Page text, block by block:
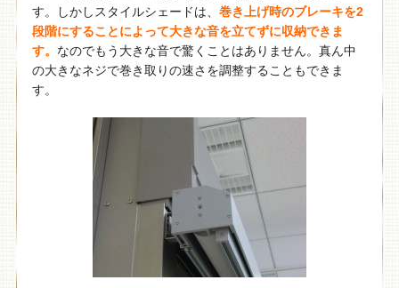
す。しかしスタイルシェードは、巻き上げ時のブレーキを2
段階にすることによって大きな音を立てずに収納できま
す。 なのでもう大きな音で驚くことはありません。真ん中
の大きなネジで巻き取りの速さを調整することもできま
す。